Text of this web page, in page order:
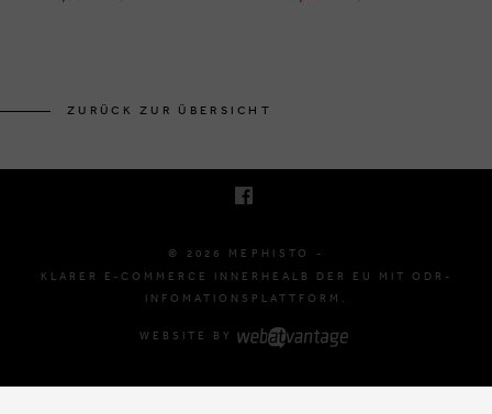
ZURÜCK ZUR ÜBERSICHT
© 2026 MEPHISTO -
KLARER E-COMMERCE INNERHEALB DER EU MIT ODR-
INFOMATIONSPLATTFORM.
WEBSITE BY